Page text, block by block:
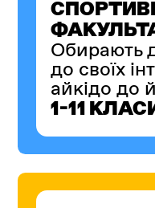
Обирають
до своїх
айкідо до
1-11